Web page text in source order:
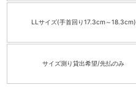
LLサイズ(手首回り17.3cm～18.3cm)
サイズ測り貸出希望/先払のみ